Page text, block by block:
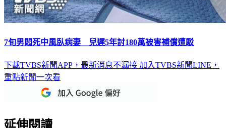
7旬男悶死中風臥病妻 兒遲5年討180萬被害補償遭駁
下載TVBS新聞APP，最新消息不漏接 加入TVBS新聞LINE，
重點新聞一次看
延伸閱讀